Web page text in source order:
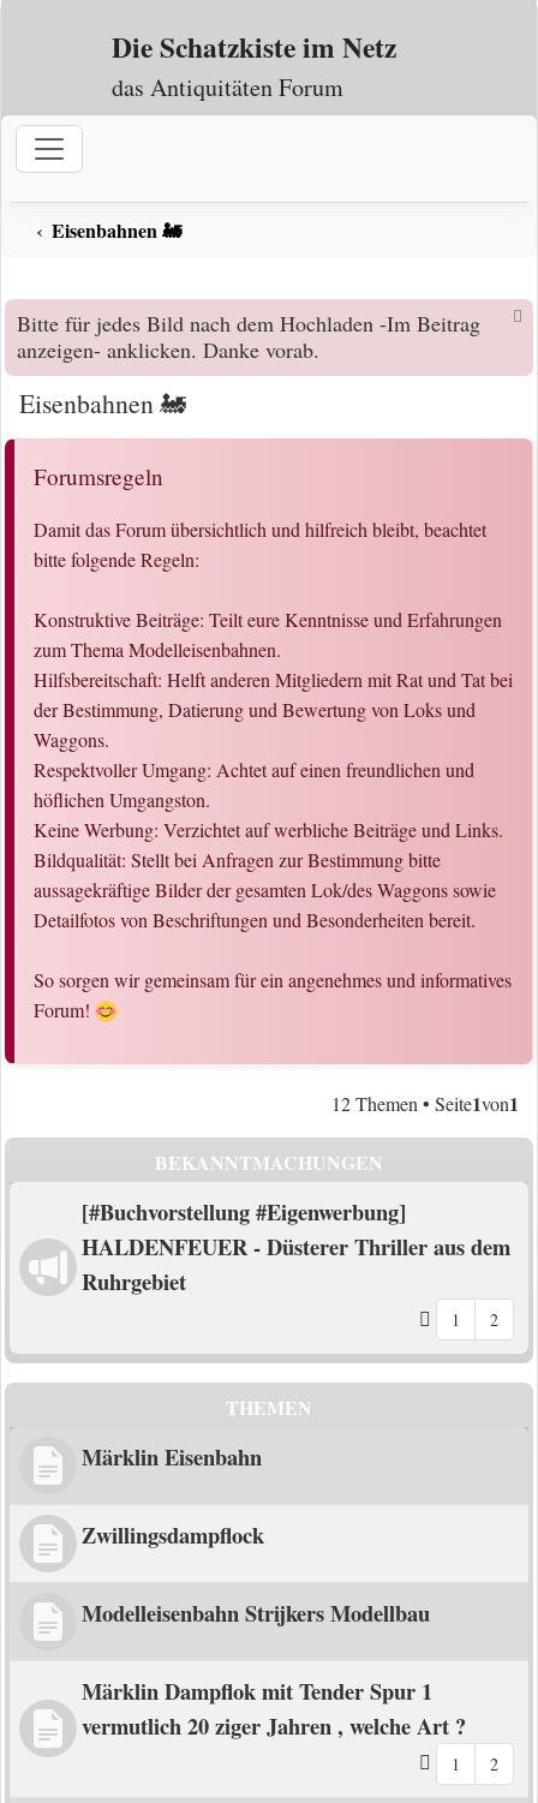
Zum Inhalt
Die Schatzkiste im Netz
das Antiquitäten Forum
Eisenbahnen 🚂
Bitte für jedes Bild nach dem Hochladen -Im Beitrag
anzeigen- anklicken. Danke vorab.
Eisenbahnen 🚂
Forumsregeln
Damit das Forum übersichtlich und hilfreich bleibt, beachtet
bitte folgende Regeln:
Konstruktive Beiträge: Teilt eure Kenntnisse und Erfahrungen
zum Thema Modelleisenbahnen.
Hilfsbereitschaft: Helft anderen Mitgliedern mit Rat und Tat bei
der Bestimmung, Datierung und Bewertung von Loks und
Waggons.
Respektvoller Umgang: Achtet auf einen freundlichen und
höflichen Umgangston.
Keine Werbung: Verzichtet auf werbliche Beiträge und Links.
Bildqualität: Stellt bei Anfragen zur Bestimmung bitte
aussagekräftige Bilder der gesamten Lok/des Waggons sowie
Detailfotos von Beschriftungen und Besonderheiten bereit.
So sorgen wir gemeinsam für ein angenehmes und informatives
Forum!
12 Themen • Seite1von1
BEKANNTMACHUNGEN
[#Buchvorstellung #Eigenwerbung]
HALDENFEUER - Düsterer Thriller aus dem
Ruhrgebiet
1 2
THEMEN
Märklin Eisenbahn
Zwillingsdampflock
Modelleisenbahn Strijkers Modellbau
Märklin Dampflok mit Tender Spur 1
vermutlich 20 ziger Jahren , welche Art ?
1 2